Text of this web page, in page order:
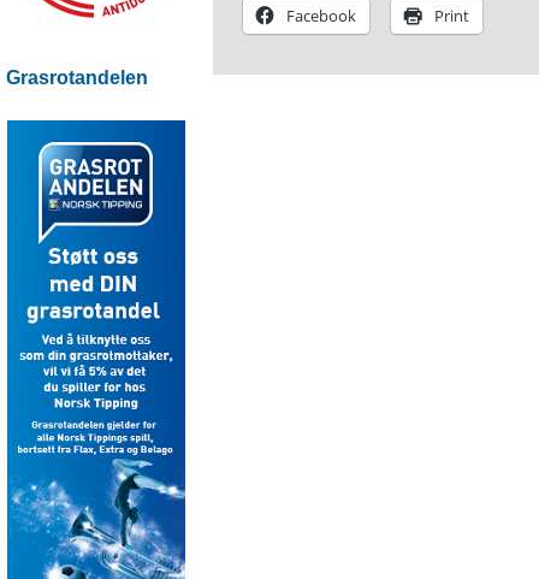
Grasrotandelen
Facebook Print